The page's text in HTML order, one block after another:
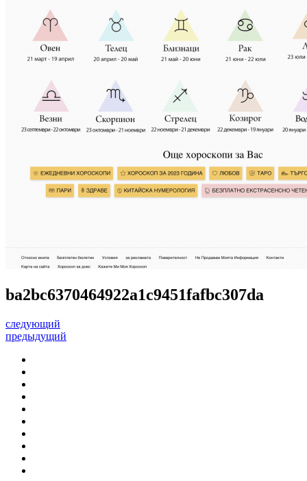
ba2bc6370464922a1c9451fafbc307da
следующий
предыдущий